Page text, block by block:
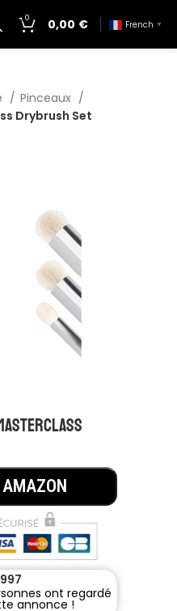
0 0,00 € French ▼
Pinceaux
Drybrush Set
997